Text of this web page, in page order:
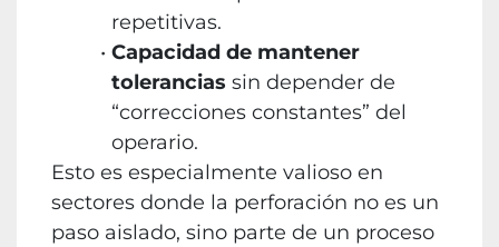
repetitivas.
Capacidad de mantener
tolerancias sin depender de
“correcciones constantes” del
operario.
Esto es especialmente valioso en
sectores donde la perforación no es un
paso aislado, sino parte de un proceso